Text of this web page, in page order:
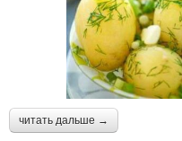
читать дальше →